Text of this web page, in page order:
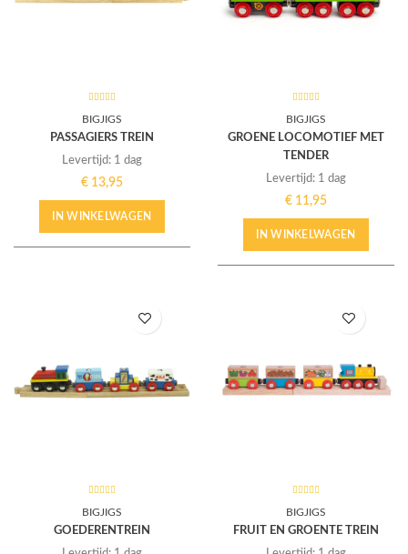
BIGJIGS
PASSAGIERS TREIN
Levertijd: 1 dag
€ 13,95
IN WINKELWAGEN
BIGJIGS
GROENE LOCOMOTIEF MET
TENDER
Levertijd: 1 dag
€ 11,95
IN WINKELWAGEN
BIGJIGS
GOEDERENTREIN
BIGJIGS
FRUIT EN GROENTE TREIN